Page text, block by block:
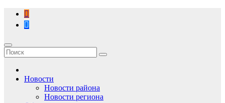
Перейти
содержимому
Новости
Новости района
Новости региона